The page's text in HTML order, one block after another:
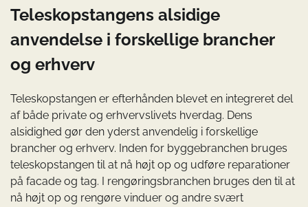
Teleskopstangens alsidige
anvendelse i forskellige brancher
og erhverv
Teleskopstangen er efterhånden blevet en integreret del
af både private og erhvervslivets hverdag. Dens
alsidighed gør den yderst anvendelig i forskellige
brancher og erhverv. Inden for byggebranchen bruges
teleskopstangen til at nå højt op og udføre reparationer
på facade og tag. I rengøringsbranchen bruges den til at
nå højt op og rengøre vinduer og andre svært